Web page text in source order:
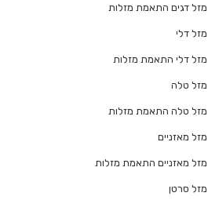
מזל דגים התאמת מזלות
מזל דלי
מזל דלי התאמת מזלות
מזל טלה
מזל טלה התאמת מזלות
מזל מאזניים
מזל מאזניים התאמת מזלות
מזל סרטן